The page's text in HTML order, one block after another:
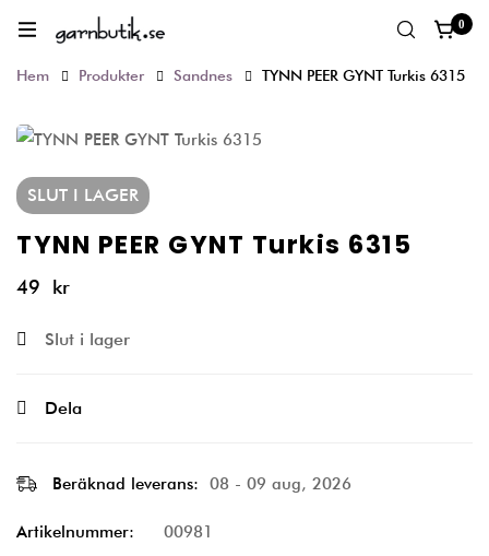
0
Hem Produkter Sandnes TYNN PEER GYNT Turkis 6315
SLUT I LAGER
TYNN PEER GYNT Turkis 6315
49 kr
Slut i lager
Dela
Beräknad leverans: 08 - 09 aug, 2026
Artikelnummer: 00981